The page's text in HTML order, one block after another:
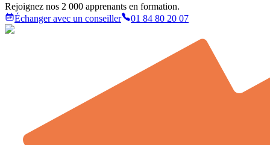
Rejoignez nos 2 000 apprenants en formation.
Échanger avec un conseiller
01 84 80 20 07